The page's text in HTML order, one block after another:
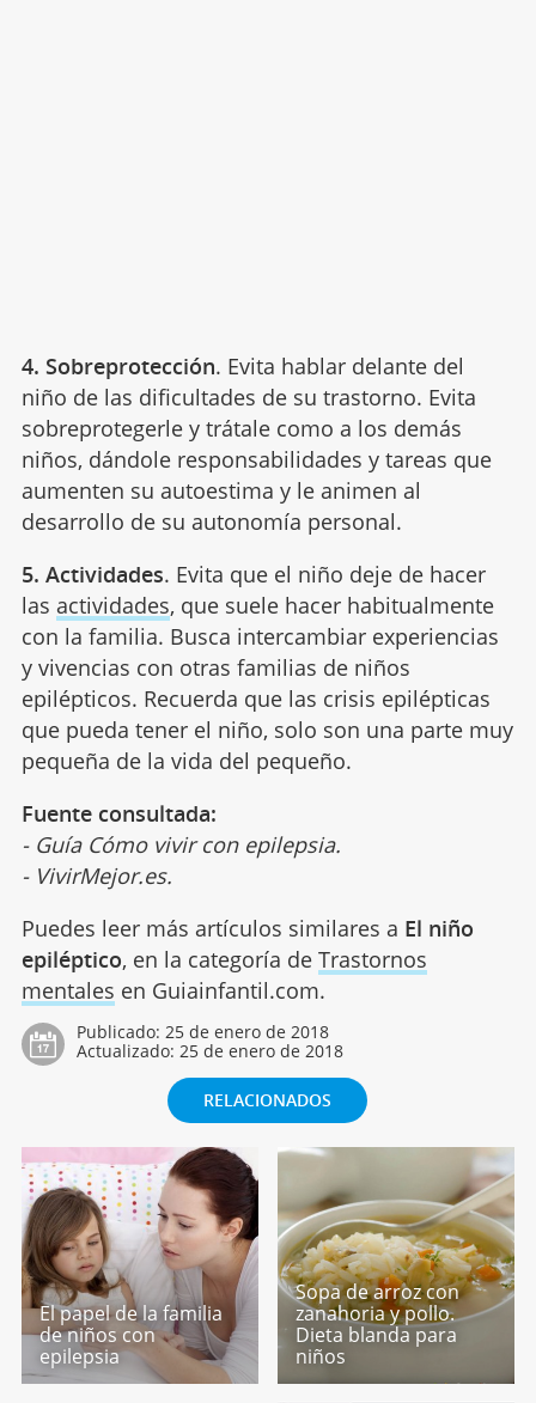
4. Sobreprotección. Evita hablar delante del
niño de las dificultades de su trastorno. Evita
sobreprotegerle y trátale como a los demás
niños, dándole responsabilidades y tareas que
aumenten su autoestima y le animen al
desarrollo de su autonomía personal.
5. Actividades. Evita que el niño deje de hacer
las actividades, que suele hacer habitualmente
con la familia. Busca intercambiar experiencias
y vivencias con otras familias de niños
epilépticos. Recuerda que las crisis epilépticas
que pueda tener el niño, solo son una parte muy
pequeña de la vida del pequeño.
Fuente consultada:
- Guía Cómo vivir con epilepsia.
- VivirMejor.es.
Puedes leer más artículos similares a El niño
epiléptico, en la categoría de Trastornos
mentales en Guiainfantil.com.
Publicado: 25 de enero de 2018
Actualizado: 25 de enero de 2018
RELACIONADOS
El papel de la familia
de niños con
epilepsia
Sopa de arroz con
zanahoria y pollo.
Dieta blanda para
niños